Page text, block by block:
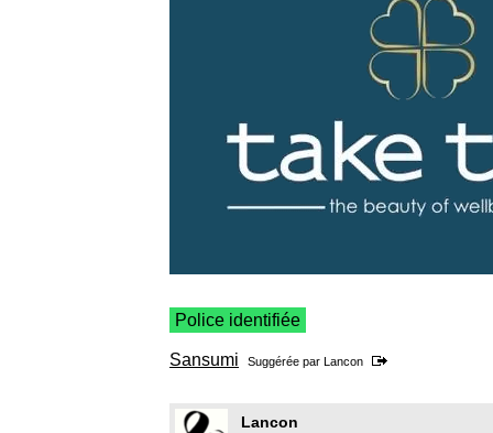
Police identifiée
Sansumi Suggérée par Lancon
Lancon